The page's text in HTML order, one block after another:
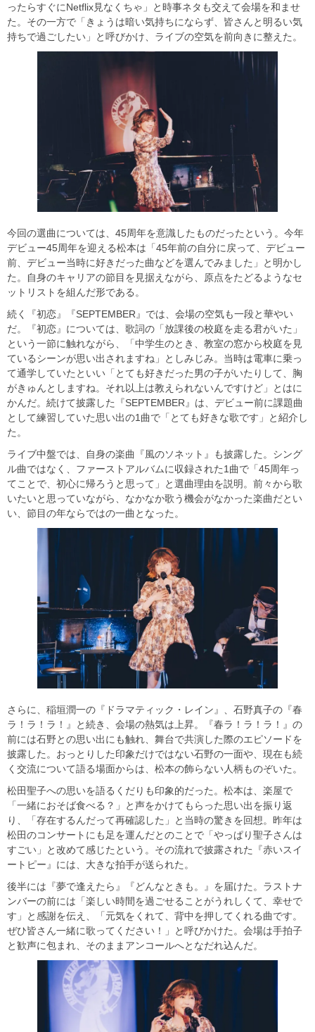
ったらすぐにNetflix見なくちゃ」と時事ネタも交えて会場を和ませ
た。その一方で「きょうは暗い気持ちにならず、皆さんと明るい気
持ちで過ごしたい」と呼びかけ、ライブの空気を前向きに整えた。
今回の選曲については、45周年を意識したものだったという。今年
デビュー45周年を迎える松本は「45年前の自分に戻って、デビュー
前、デビュー当時に好きだった曲などを選んでみました」と明かし
た。自身のキャリアの節目を見据えながら、原点をたどるようなセ
ットリストを組んだ形である。
続く『初恋』『SEPTEMBER』では、会場の空気も一段と華やい
だ。『初恋』については、歌詞の「放課後の校庭を走る君がいた」
という一節に触れながら、「中学生のとき、教室の窓から校庭を見
ているシーンが思い出されますね」としみじみ。当時は電車に乗っ
て通学していたといい「とても好きだった男の子がいたりして、胸
がきゅんとしますね。それ以上は教えられないんですけど」とはに
かんだ。続けて披露した『SEPTEMBER』は、デビュー前に課題曲
として練習していた思い出の1曲で「とても好きな歌です」と紹介し
た。
ライブ中盤では、自身の楽曲『風のソネット』も披露した。シング
ル曲ではなく、ファーストアルバムに収録された1曲で「45周年っ
てことで、初心に帰ろうと思って」と選曲理由を説明。前々から歌
いたいと思っていながら、なかなか歌う機会がなかった楽曲だとい
い、節目の年ならではの一曲となった。
さらに、稲垣潤一の『ドラマティック・レイン』、石野真子の『春
ラ！ラ！ラ！』と続き、会場の熱気は上昇。『春ラ！ラ！ラ！』の
前には石野との思い出にも触れ、舞台で共演した際のエピソードを
披露した。おっとりした印象だけではない石野の一面や、現在も続
く交流について語る場面からは、松本の飾らない人柄ものぞいた。
松田聖子への思いを語るくだりも印象的だった。松本は、楽屋で
「一緒におそば食べる？」と声をかけてもらった思い出を振り返
り、「存在するんだって再確認した」と当時の驚きを回想。昨年は
松田のコンサートにも足を運んだとのことで「やっぱり聖子さんは
すごい」と改めて感じたという。その流れで披露された『赤いスイ
ートピー』には、大きな拍手が送られた。
後半には『夢で逢えたら』『どんなときも。』を届けた。ラストナ
ンバーの前には「楽しい時間を過ごせることがうれしくて、幸せで
す」と感謝を伝え、「元気をくれて、背中を押してくれる曲です。
ぜひ皆さん一緒に歌ってください！」と呼びかけた。会場は手拍子
と歓声に包まれ、そのままアンコールへとなだれ込んだ。